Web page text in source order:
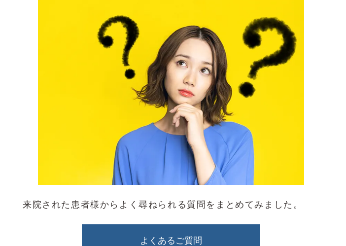
来院された患者様からよく尋ねられる質問をまとめてみました。
よくあるご質問